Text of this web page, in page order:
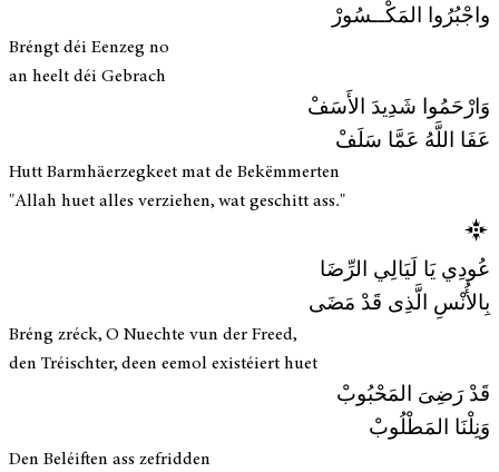
واجْبُرُوا المَكْــسُورْ
Bréngt déi Eenzeg no
an heelt déi Gebrach
وَارْحَمُوا شَدِيدَ الأَسَفْ
عَفَا اللَّهُ عَمَّا سَلَفْ
Hutt Barmhäerzegkeet mat de Bekëmmerten
"Allah huet alles verziehen, wat geschitt ass."
عُودِي يَا لَيَالِي الرِّضَا
بِالأُنْسِ الَّذِى قَدْ مَضَى
Bréng zréck, O Nuechte vun der Freed,
den Tréischter, deen eemol existéiert huet
قَدْ رَضِىَ المَحْبُوبْ
وَنِلْنَا المَطْلُوبْ
Den Beléiften ass zefridden